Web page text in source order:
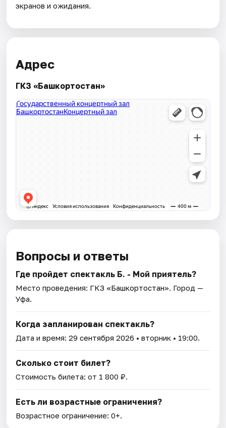
экранов и ожидания.
Адрес
ГКЗ «Башкортостан»
Вопросы и ответы
Где пройдет спектакль Б. - Мой приятель?
Место проведения: ГКЗ «Башкортостан». Город —
Уфа.
Когда запланирован спектакль?
Дата и время:29 сентября 2026 • вторник • 19:00.
Сколько стоит билет?
Стоимость билета: от 1 800 ₽.
Есть ли возрастные ограничения?
Возрастное ограничение: 0+.